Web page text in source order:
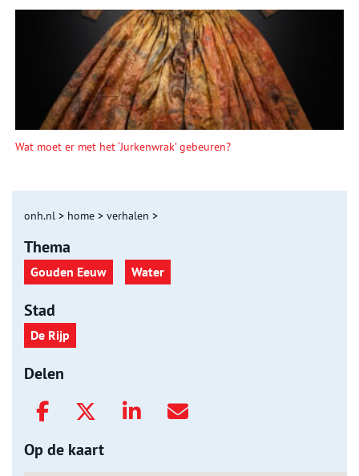
Wat moet er met het ‘Jurkenwrak’ gebeuren?
onh.nl > home > verhalen >
Thema
Gouden Eeuw Water
Stad
De Rijp
Delen
Op de kaart